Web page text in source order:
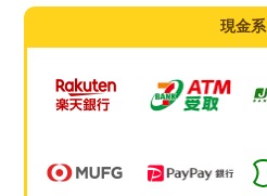
現金系